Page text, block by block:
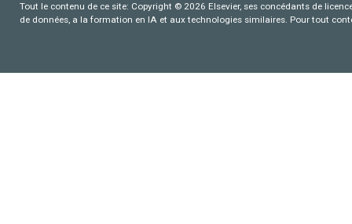
Tout le contenu de ce site: Copyright © 2026 Elsevier, ses concédants de
de données, a la formation en IA et aux technologies similaires. Pour tout